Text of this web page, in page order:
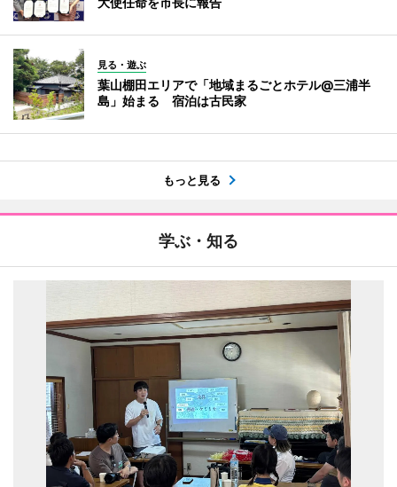
見る・遊ぶ
葉山棚田エリアで「地域まるごとホテル@三浦半
島」始まる 宿泊は古民家
もっと見る
学ぶ・知る